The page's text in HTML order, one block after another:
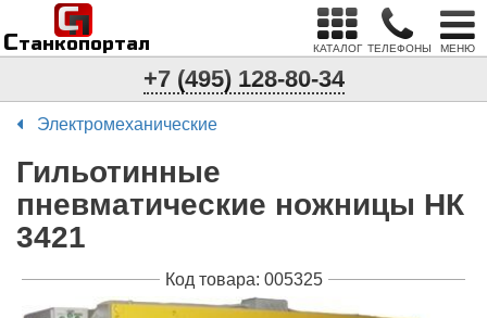
Станкопортал
п
С
КАТАЛОГ ТЕЛЕФОНЫ МЕНЮ
+7 (495) 128-80-34
Электромеханические
Гильотинные
пневматические ножницы НК
3421
Код товара: 005325